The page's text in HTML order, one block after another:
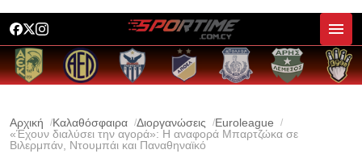
Αρχική Καλαθόσφαιρα Διοργανώσεις
Euroleague
«Έχουν διαλύσει την αγορά»: Η αναφορά Μπαρτζώκα σε
Βιλερμπάν, Ντουμπάι και Παναθηναϊκό